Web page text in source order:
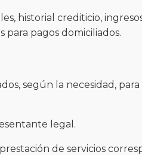
historial crediticio,
para pagos domiciliados.
según la necesidad,
legal.
de servicios